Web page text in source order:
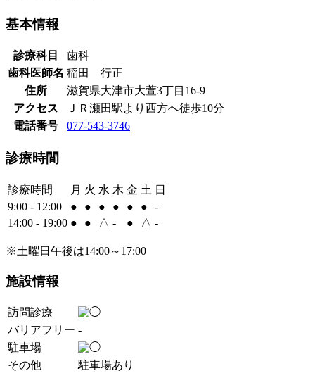
基本情報
診療科目
歯科
歯科医師名 稲田 行正
住所
滋賀県大津市大萱3丁目16-9
アクセス
ＪＲ瀬田駅より西方へ徒歩10分
電話番号
077-543-3746
診療時間
診療時間 月 火 水 木 金 土 日
9:00 - 12:00
● ● ● ● ● ●
-
14:00 - 19:00 ● ● △ - ● △ -
※土曜日午後は14:00～17:00
施設情報
訪問診療
バリアフリー -
駐車場
その他
駐車場あり